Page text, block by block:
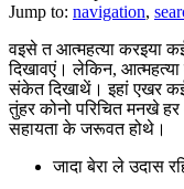
Jump to: navigation,
वइसे त आत्महत्या करइया
दिखावएं। लेकिन,
संकेत दिखाथें। इहां एखर
तुंहर कोनो परिचित मनखे
सहायता के जरूवत होथे।
जादा बेरा ले उदास